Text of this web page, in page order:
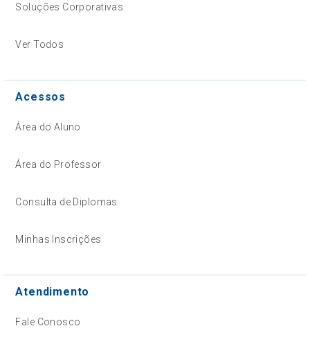
Soluções Corporativas
Ver Todos
Acessos
Área do Aluno
Área do Professor
Consulta de Diplomas
Minhas Inscrições
Atendimento
Fale Conosco